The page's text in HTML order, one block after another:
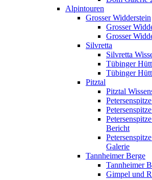
Alpintouren
Grosser Widderstein
Grosser
Grosser
Silvretta
Silvretta
Tübinger
Tübinger
Pitztal
Pitztal
Bericht
Galerie
Tannheimer Berge
Tannheimer
Gimpel und